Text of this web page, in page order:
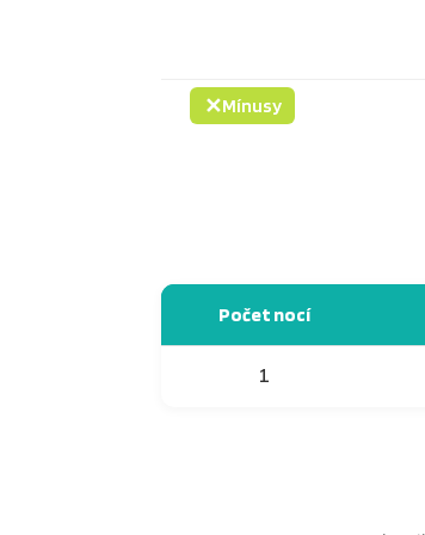
✕Mínusy
Počet nocí
1